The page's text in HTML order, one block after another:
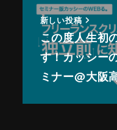
新しい投稿
この度人生初
す！カッシー
ミナー@大阪